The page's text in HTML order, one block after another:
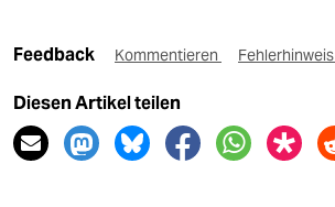
Feedback Kommentieren Fehlerhinweis
Diesen Artikel teilen